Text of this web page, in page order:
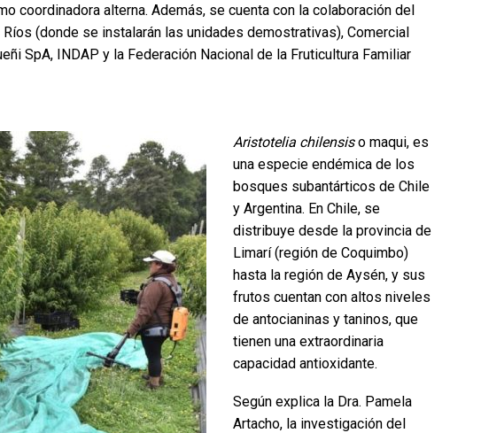
coordinadora alterna. Además, se cuenta con la colaboración del
(donde se instalarán las unidades demostrativas), Comercial
SpA, INDAP y la Federación Nacional de la Fruticultura Familiar
Aristotelia chilensiso maqui, es
una especie endémica de los
bosques subantárticos de Chile
y Argentina. En Chile, se
distribuye desde la provincia de
Limarí (región de Coquimbo)
hasta la región de Aysén, y sus
frutos cuentan con altos niveles
de antocianinas y taninos, que
tienen una extraordinaria
capacidad antioxidante.
Según explica la Dra. Pamela
Artacho, la investigación del